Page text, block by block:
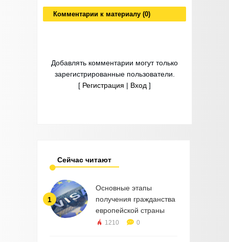
Комментарии к материалу (0)
Добавлять комментарии могут только
зарегистрированные пользователи.
[ Регистрация | Вход ]
Сейчас читают
1
Основные этапы
получения гражданства
европейской страны
1210 0